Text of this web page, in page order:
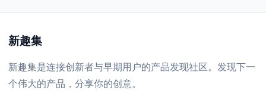
新趣集
新趣集是连接创新者与早期用户的产品发现社区。发现下一
个伟大的产品，分享你的创意。